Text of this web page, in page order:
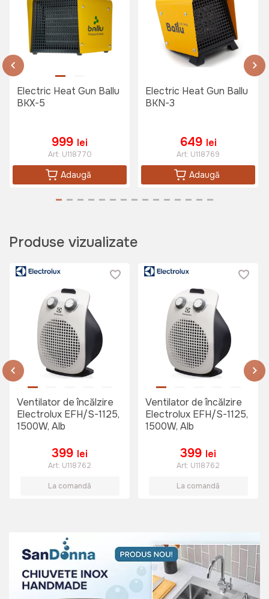
Electric Heat Gun Ballu
BKX-5
999 lei
Art: U118770
Adaugă
Electric Heat Gun Ballu
BKN-3
649 lei
Art: U118769
Adaugă
Produse vizualizate
Ventilator de încălzire
Electrolux EFH/S-1125,
1500W, Alb
399 lei
Art: U118762
La comandă
Ventilator de încălzire
Electrolux EFH/S-1125,
1500W, Alb
399 lei
Art: U118762
La comandă